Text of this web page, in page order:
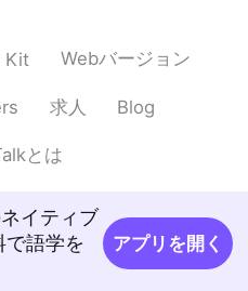
Kit Webバージョン
求人 Blog
とは
イティブ
語学を
アプリを開く